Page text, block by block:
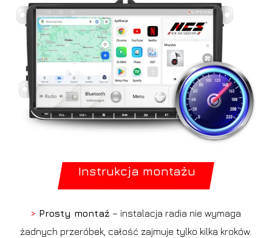
Instrukcja montażu
> Prosty montaż – instalacja radia nie wymaga
żadnych przeróbek, całość zajmuje tylko kilka kroków.